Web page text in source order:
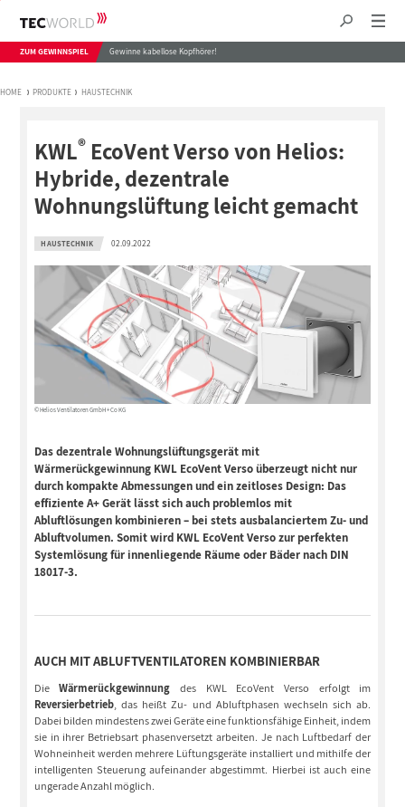
ZUM GEWINNSPIEL Gewinne kabellose Kopfhörer!
HOME PRODUKTE HAUSTECHNIK
KWL®EcoVent Verso von Helios:
Hybride, dezentrale
Wohnungslüftung leicht gemacht
HAUSTECHNIK 02.09.2022
© Helios Ventilatoren GmbH + Co KG
Das dezentrale Wohnungslüftungsgerät mit
Wärmerückgewinnung KWL EcoVent Verso überzeugt nicht nur
durch kompakte Abmessungen und ein zeitloses Design: Das
effiziente A+ Gerät lässt sich auch problemlos mit
Abluftlösungen kombinieren – bei stets ausbalanciertem Zu- und
Abluftvolumen. Somit wird KWL EcoVent Verso zur perfekten
Systemlösung für innenliegende Räume oder Bäder nach DIN
18017-3.
AUCH MIT ABLUFTVENTILATOREN KOMBINIERBAR
DieWärmerückgewinnung des KWL EcoVent Verso erfolgt im
Reversierbetrieb, das heißt Zu- und Abluftphasen wechseln sich ab.
Dabei bilden mindestens zwei Geräte eine funktionsfähige Einheit, indem
sie in ihrer Betriebsart phasenversetzt arbeiten. Je nach Luftbedarf der
Wohneinheit werden mehrere Lüftungsgeräte installiert und mithilfe der
intelligenten Steuerung aufeinander abgestimmt. Hierbei ist auch eine
ungerade Anzahl möglich.